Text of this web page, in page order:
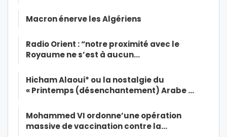
Macron énerve les Algériens
Radio Orient : “notre proximité avec le
Royaume ne s’est à aucun…
Hicham Alaoui* ou la nostalgie du
« Printemps (désenchantement) Arabe …
Mohammed VI ordonne’une opération
massive de vaccination contre la…